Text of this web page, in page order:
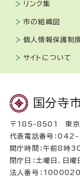
リンク集
市の組織図
個人情報保護制
サイトについて
国分寺
〒185-8501 東京
代表電話番号：
開庁時間：午前8時
閉庁日：土曜日、日曜
法人番号：